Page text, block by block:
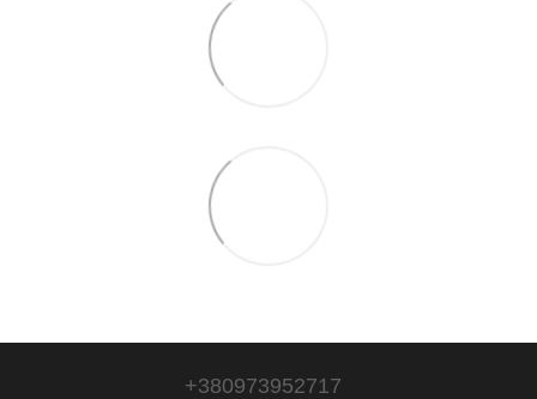
+380973952717